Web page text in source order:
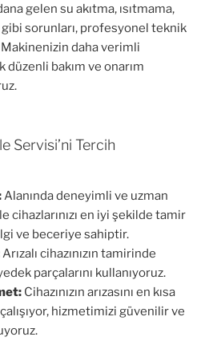
gelen su akıtma, ısıtmama,
sorunları, profesyonel teknik
daha verimli
düzenli bakım ve onarım
Servisi’ni Tercih
Alanında deneyimli ve uzman
cihazlarınızı en iyi şekilde tamir
ve beceriye sahiptir.
Arızalı cihazınızın tamirinde
parçalarını kullanıyoruz.
Cihazınızın arızasını en kısa
hizmetimizi güvenilir ve